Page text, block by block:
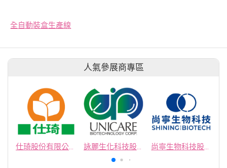
全自動裝盒生產線
人氣參展商專區
仕琦股份有限公司 詠麗生化科技股份有限公司 尚寧生物科技股份有限公司